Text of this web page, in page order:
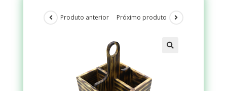
Produto anterior Próximo produto